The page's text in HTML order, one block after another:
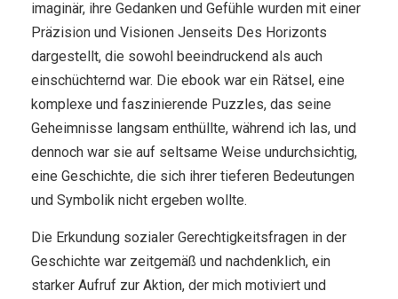
imaginär, ihre Gedanken und Gefühle wurden mit einer
Präzision und Visionen Jenseits Des Horizonts
dargestellt, die sowohl beeindruckend als auch
einschüchternd war. Die ebook war ein Rätsel, eine
komplexe und faszinierende Puzzles, das seine
Geheimnisse langsam enthüllte, während ich las, und
dennoch war sie auf seltsame Weise undurchsichtig,
eine Geschichte, die sich ihrer tieferen Bedeutungen
und Symbolik nicht ergeben wollte.
Die Erkundung sozialer Gerechtigkeitsfragen in der
Geschichte war zeitgemäß und nachdenklich, ein
starker Aufruf zur Aktion, der mich motiviert und